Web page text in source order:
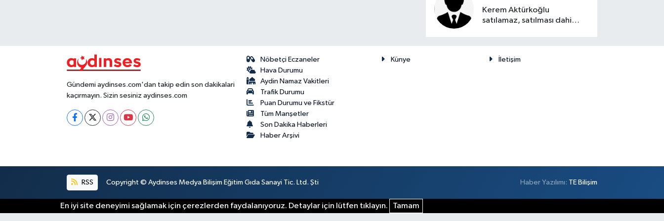
Kerem Aktürkoğlu
satılamaz, satılması dahi
Gündemi aydinses.com'dan takip edin son dakikalari
kaçırmayın. Sizin sesiniz aydinses.com
Nöbetçi Eczaneler
Hava Durumu
Aydin Namaz Vakitleri
Trafik Durumu
Puan Durumu ve Fikstür
Tüm Manşetler
Son Dakika Haberleri
Haber Arşivi
Künye İletişim
RSS Copyright © Aydinses Medya Bilişim Eğitim Gıda Sanayi Tic. Ltd. Şti Haber Yazılımı: TE Bilişim
En iyi site deneyimi sağlamak için çerezlerden faydalanıyoruz. Detaylar için lütfen tıklayın. Tamam